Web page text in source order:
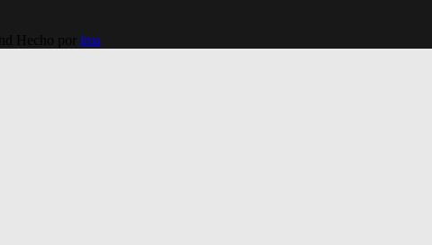
Hecho por lma